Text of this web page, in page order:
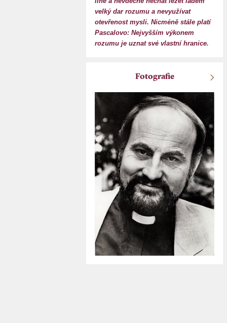
velký dar rozumu a nevyužívat
otevřenost mysli. Nicméně stále platí
Pascalovo: Nejvyšším výkonem
rozumu je uznat své vlastní hranice.
Fotografie